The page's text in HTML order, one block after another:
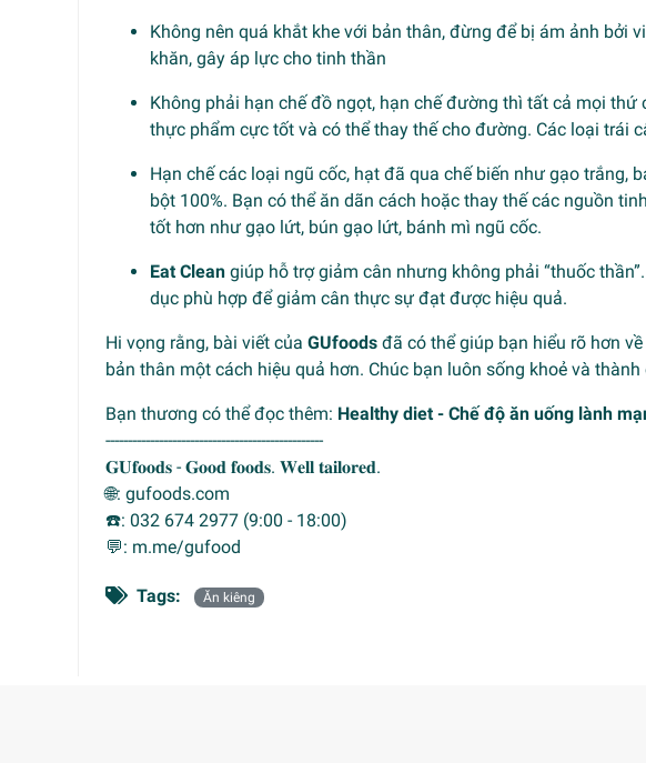
Không nên quá khắt khe với bản thân, đừng để bị ám ảnh bởi
khăn, gây áp lực cho tinh thần
Không phải hạn chế đồ ngọt, hạn chế đường thì tất cả mọi thứ
thực phẩm cực tốt và có thể thay thế cho đường. Các loại trái
Hạn chế các loại ngũ cốc, hạt đã qua chế biến như gạo trắng,
bột 100%. Bạn có thể ăn dãn cách hoặc thay thế các nguồn
tốt hơn như gạo lứt, bún gạo lứt, bánh mì ngũ cốc.
Eat Clean giúp hỗ trợ giảm cân nhưng không phải “thuốc
dục phù hợp để giảm cân thực sự đạt được hiệu quả.
Hi vọng rằng, bài viết của GUfoods đã có thể giúp bạn hiểu rõ hơn
bản thân một cách hiệu quả hơn. Chúc bạn luôn sống khoẻ và
Bạn thương có thể đọc thêm: Healthy diet - Chế độ ăn uống lành
-------------------------------------------------
𝐆𝐔𝐟𝐨𝐨𝐝𝐬 - 𝐆𝐨𝐨𝐝 𝐟𝐨𝐨𝐝𝐬. 𝐖𝐞𝐥𝐥 𝐭𝐚𝐢𝐥𝐨𝐫𝐞𝐝.
🌐: gufoods.com
☎️️: 032 674 2977 (9:00 - 18:00)
💬: m.me/gufood
Tags: Ăn kiêng